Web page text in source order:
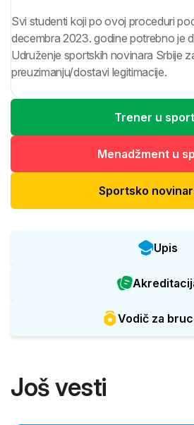
Svi studenti koji po ovoj proceduri
decembra 2023. godine potrebno je
Udruženje sportskih novinara Srbije
preuzimanju/dostavi legitimacije.
Trener u
Menadžment u
Sportsko
Upis
Vodič za
Još vesti